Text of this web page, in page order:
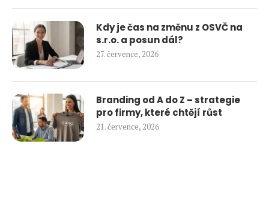
Kdy je čas na změnu z OSVČ na
s.r.o. a posun dál?
27. července, 2026
Branding od A do Z – strategie
pro firmy, které chtějí růst
21. července, 2026